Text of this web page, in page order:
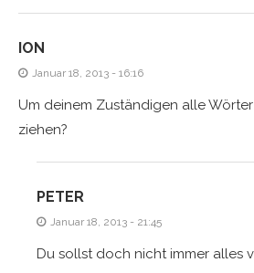
ION
Januar 18, 2013 - 16:16
Um deinem Zuständigen alle
ziehen?
PETER
Januar 18, 2013 - 21:45
Du sollst doch nicht immer alles